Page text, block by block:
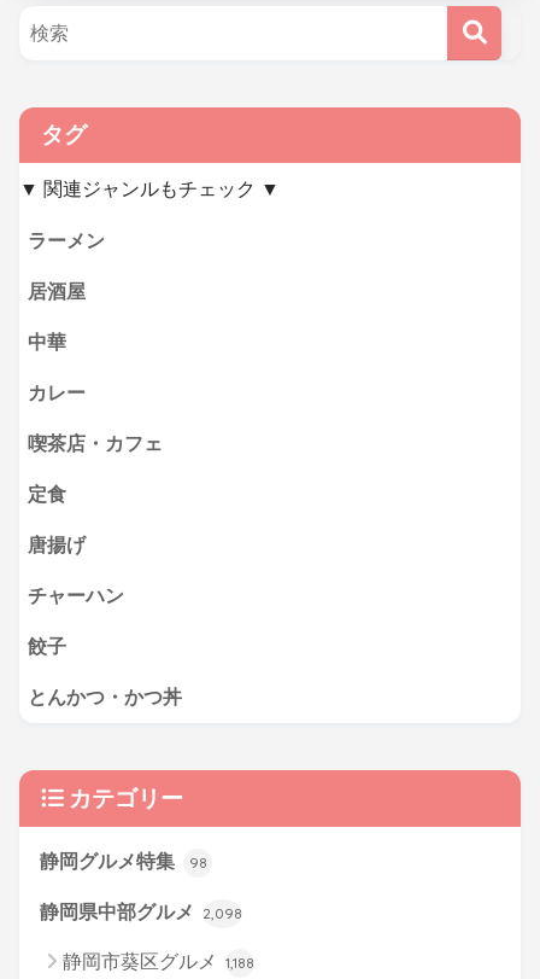
タグ
▼ 関連ジャンルもチェック ▼
ラーメン
居酒屋
中華
カレー
喫茶店・カフェ
定食
唐揚げ
チャーハン
餃子
とんかつ・かつ丼
カテゴリー
静岡グルメ特集 98
静岡県中部グルメ 2,098
静岡市葵区グルメ 1,188